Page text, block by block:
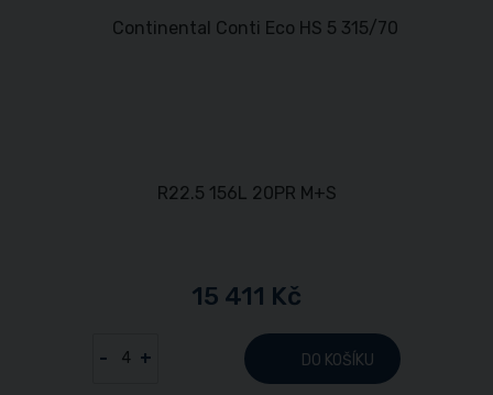
15 411 Kč
- + DO KOŠÍKU